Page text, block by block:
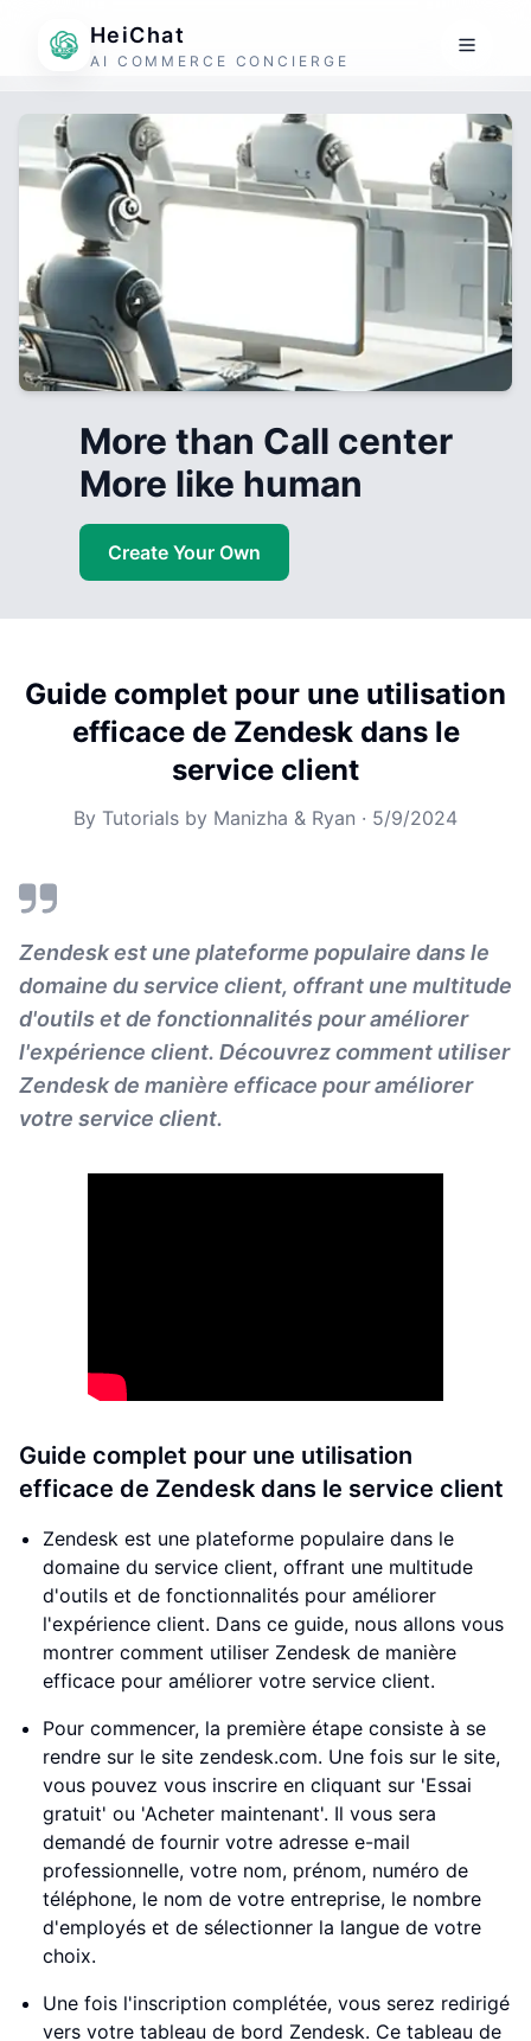
HeiChat
AI COMMERCE CONCIERGE
More than Call center
More like human
Create Your Own
Guide complet pour une utilisation
efficace de Zendesk dans le
service client
By Tutorials by Manizha & Ryan · 5/9/2024
Zendesk est une plateforme populaire dans le
domaine du service client, offrant une multitude
d'outils et de fonctionnalités pour améliorer
l'expérience client. Découvrez comment utiliser
Zendesk de manière efficace pour améliorer
votre service client.
Guide complet pour une utilisation
efficace de Zendesk dans le service client
Zendesk est une plateforme populaire dans le
domaine du service client, offrant une multitude
d'outils et de fonctionnalités pour améliorer
l'expérience client. Dans ce guide, nous allons vous
montrer comment utiliser Zendesk de manière
efficace pour améliorer votre service client.
Pour commencer, la première étape consiste à se
rendre sur le site zendesk.com. Une fois sur le site,
vous pouvez vous inscrire en cliquant sur 'Essai
gratuit' ou 'Acheter maintenant'. Il vous sera
demandé de fournir votre adresse e-mail
professionnelle, votre nom, prénom, numéro de
téléphone, le nom de votre entreprise, le nombre
d'employés et de sélectionner la langue de votre
choix.
Une fois l'inscription complétée, vous serez redirigé
vers votre tableau de bord Zendesk. Ce tableau de